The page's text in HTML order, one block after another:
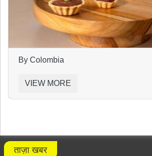
By Colombia
VIEW MORE
ताज़ा खबर